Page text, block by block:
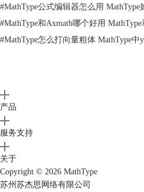
#MathType公式编辑器怎么用
#MathType和Axmath哪个好用
#MathType怎么打向量粗体 MathType
产品
服务支持
关于
Copyright © 2026 MathType
苏州苏杰思网络有限公司